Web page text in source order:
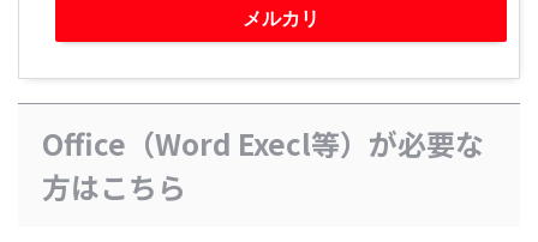
メルカリ
Office（Word Execl等）が必要な
方はこちら